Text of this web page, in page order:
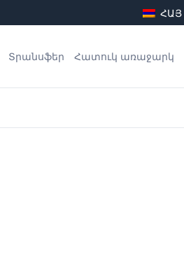
ՀԱՅ
Տրանսֆեր Հատուկ առաջարկ